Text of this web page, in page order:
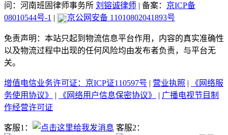
问：河南班固律师事务所 刘镕诚律师 | 备案： 京ICP备
08010544号-1 | 京公网安备 11010802041893号
免责声明：本站只起到物流信息平台作用，内容的真实准确性
以及物流过程中出现的任何风险均由发布者负责，与平台无
关。
增值电信业务许可证：京ICP证110597号 | 营业执照 |
《网络服
务使用协议》
| 《网络用户信息保密协议》 | 广播电视节目制
作经营许可证
客服1：
客服2：